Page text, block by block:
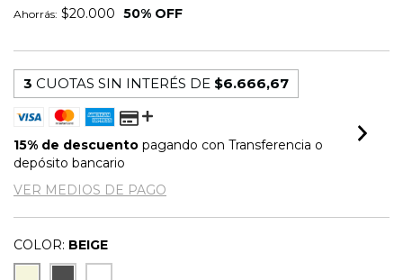
Ahorrás: $20.000 50% OFF
3 CUOTAS SIN INTERÉS DE $6.666,67
15% de descuento pagando con Transferencia o
depósito bancario
VER MEDIOS DE PAGO
COLOR: BEIGE